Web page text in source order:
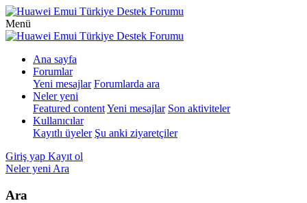
Menü
Ana sayfa
Forumlar
Yeni mesajlar Forumlarda ara
Neler yeni
Featured contentYeni mesajlar Son aktiviteler
Kullanıcılar
Kayıtlı üyeler Şu anki ziyaretçiler
Giriş yap Kayıt ol
Neler yeni Ara
Ara